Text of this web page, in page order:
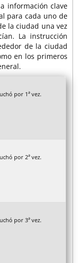
información clave
para cada uno de
la ciudad una vez
La instrucción
de la ciudad
en los primeros
por 1a vez.
por 2a vez.
por 3a vez.